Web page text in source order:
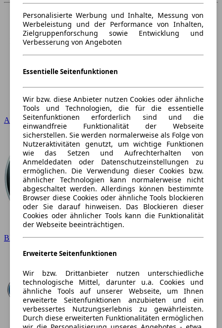
Audi
BMW
Personalisierte Werbung und Inhalte, Messung von
Werbeleistung und der Performance von Inhalten,
Zielgruppenforschung sowie Entwicklung und
Verbesserung von Angeboten
Essentielle Seitenfunktionen
Wir bzw. diese Anbieter nutzen Cookies oder ähnliche
Tools und Technologien, die für die essentielle
Seitenfunktionen erforderlich sind und die
einwandfreie Funktionalität der Webseite
sicherstellen. Sie werden normalerweise als Folge von
Nutzeraktivitäten genutzt, um wichtige Funktionen
wie das Setzen und Aufrechterhalten von
Anmeldedaten oder Datenschutzeinstellungen zu
ermöglichen. Die Verwendung dieser Cookies bzw.
ähnlicher Technologien kann normalerweise nicht
abgeschaltet werden. Allerdings können bestimmte
Browser diese Cookies oder ähnliche Tools blockieren
oder Sie darauf hinweisen. Das Blockieren dieser
Cookies oder ähnlicher Tools kann die Funktionalität
der Webseite beeinträchtigen.
Erweiterte Seitenfunktionen
Wir bzw. Drittanbieter nutzen unterschiedliche
technologische Mittel, darunter u.a. Cookies und
ähnliche Tools auf unserer Webseite, um Ihnen
erweiterte Seitenfunktionen anzubieten und ein
verbessertes Nutzungserlebnis zu gewährleisten.
Durch diese erweiterten Funktionalitäten ermöglichen